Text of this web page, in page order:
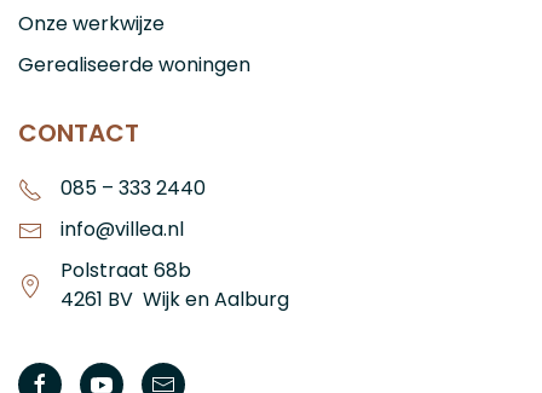
Onze werkwijze
Gerealiseerde woningen
CONTACT
085 – 333 2440
info@villea.nl
Polstraat 68b
4261 BV Wijk en Aalburg